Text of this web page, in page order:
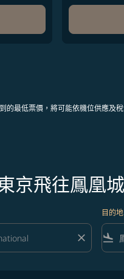
最低票價，將可能依機位供應及
京飛往鳳凰
close
目的地
flight_land